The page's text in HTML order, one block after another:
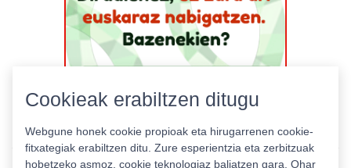
Cookieak erabiltzen ditugu
Webgune honek cookie propioak eta hirugarrenen cookie-
fitxategiak erabiltzen ditu. Zure esperientzia eta zerbitzuak
hobetzeko asmoz, cookie teknologiaz baliatzen gara. Ohar